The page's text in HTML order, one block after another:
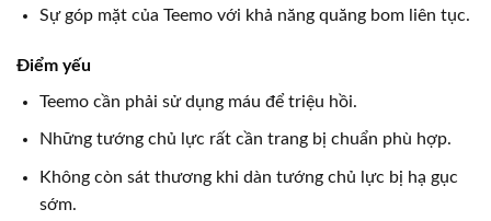
Sự góp mặt của Teemo với khả năng quăng bom liên tục.
Điểm yếu
Teemo cần phải sử dụng máu để triệu hồi.
Những tướng chủ lực rất cần trang bị chuẩn phù hợp.
Không còn sát thương khi dàn tướng chủ lực bị hạ gục
sớm.